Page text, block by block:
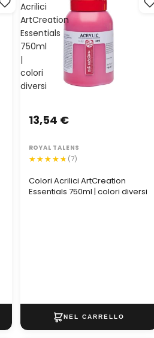
Acrilici
ArtCreation
Essentials
750ml
|
colori
diversi
Colori Acrilici ArtCreation
Essentials 750ml | colori diversi
13,54 €
ROYAL TALENS
(7)